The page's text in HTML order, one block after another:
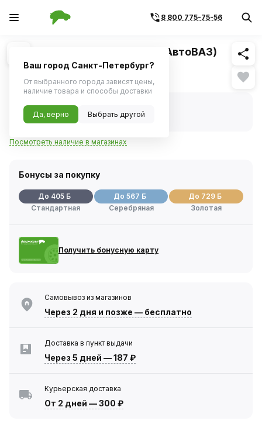
8 800 775-75-56
1/2 Похожие
Рамка радиатора ВАЗ-2190 (АвтоВАЗ)
В наличии
Код товара:26825
Артикул:
21900840105070
Посмотреть наличие в магазинах
Бонусы за покупку
До 405 Б
Стандартная
До 567 Б
Серебряная
До 729 Б
Золотая
Получить бонусную карту
Самовывоз из магазинов
Через 2 дня и позже — бесплатно
Доставка в пункт выдачи
Через 5 дней —187 ₽
Курьерская доставка
От 2 дней —300 ₽
Ваш город Санкт-Петербург?
От выбранного города зависят цены,
наличие товара и способы доставки
Да, верно Выбрать другой